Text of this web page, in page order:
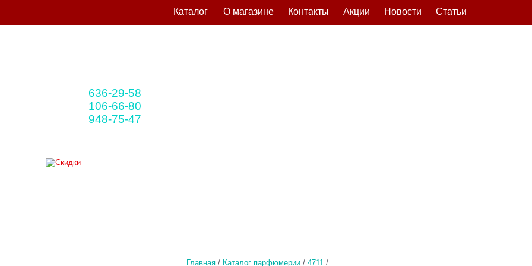
Главная / Каталог парфюмерии / 4711 /
636-29-58
106-66-80
948-75-47
Статьи
Новости
Акции
Контакты
О магазине
Каталог